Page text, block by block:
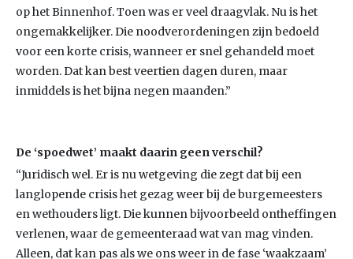
op het Binnenhof. Toen was er veel draagvlak. Nu is het
ongemakkelijker. Die noodverordeningen zijn bedoeld
voor een korte crisis, wanneer er snel gehandeld moet
worden. Dat kan best veertien dagen duren, maar
inmiddels is het bijna negen maanden.”
De ‘spoedwet’ maakt daarin geen verschil?
“Juridisch wel. Er is nu wetgeving die zegt dat bij een
langlopende crisis het gezag weer bij de burgemeesters
en wethouders ligt. Die kunnen bijvoorbeeld ontheffingen
verlenen, waar de gemeenteraad wat van mag vinden.
Alleen, dat kan pas als we ons weer in de fase ‘waakzaam’